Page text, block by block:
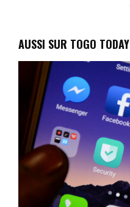
AUSSI SUR TOGO TODAY